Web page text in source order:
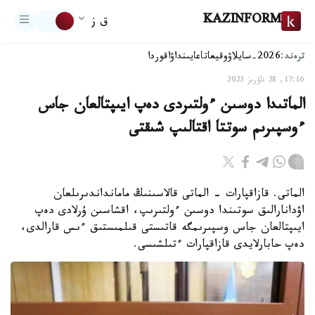
KAZINFORM ق ز
ترەند:2026-سايلاۋ وقيعاتاعايىنداۋاقوردا
17:16, 28 ناۋرىز 2023
الماتىدا دوسىن ءولتىردى دەپ ايىپتالعان جاس
ءوسپىرىم سوتتا اقتالىپ شىقتى
الماتى. قازاقپارات - الماتى قالاسىنىڭ مامانداندىرىلعان
اۋدانارالىق سوتىندا دوسىن ءولتىرىپ، اقشاسىن ۇرلادى دەپ
ايىپتالعان جاس وسپىرىمگە قاتىستى قىلمىستىق ءىس قارالدى،
دەپ حابارلايدى قازاقپارات ءتىلشىسى.